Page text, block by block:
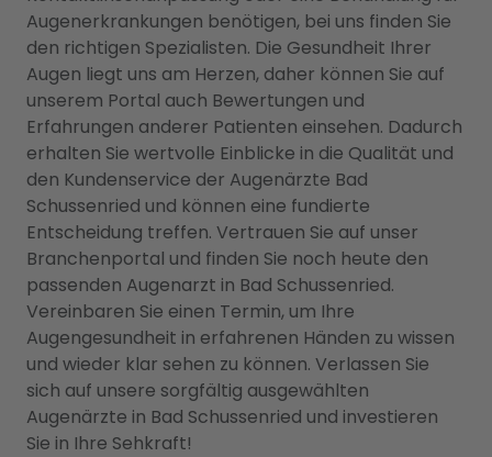
Augenerkrankungen benötigen, bei uns finden Sie
den richtigen Spezialisten. Die Gesundheit Ihrer
Augen liegt uns am Herzen, daher können Sie auf
unserem Portal auch Bewertungen und
Erfahrungen anderer Patienten einsehen. Dadurch
erhalten Sie wertvolle Einblicke in die Qualität und
den Kundenservice der Augenärzte Bad
Schussenried und können eine fundierte
Entscheidung treffen. Vertrauen Sie auf unser
Branchenportal und finden Sie noch heute den
passenden Augenarzt in Bad Schussenried.
Vereinbaren Sie einen Termin, um Ihre
Augengesundheit in erfahrenen Händen zu wissen
und wieder klar sehen zu können. Verlassen Sie
sich auf unsere sorgfältig ausgewählten
Augenärzte in Bad Schussenried und investieren
Sie in Ihre Sehkraft!